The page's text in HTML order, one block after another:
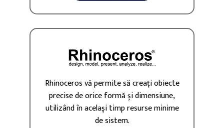
Rhinoceros vă permite să creați obiecte
precise de orice formă și dimensiune,
utilizând în același timp resurse minime
de sistem.